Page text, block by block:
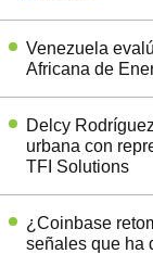
Venezuela
Africana de
Delcy
urbana con
TFI Solutions
¿Coinbase
señales que ha